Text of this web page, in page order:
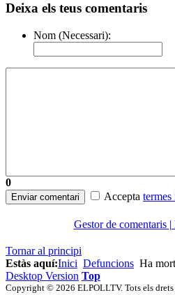
Deixa els teus comentaris
Nom (Necessari):
0
Enviar comentari Accepta
Gestor de comentaris
Tornar al principi
Estàs aquí:Inici Defuncions Ha
Desktop Version Top
Copyright © 2026 ELPOLLTV. Tots els drets